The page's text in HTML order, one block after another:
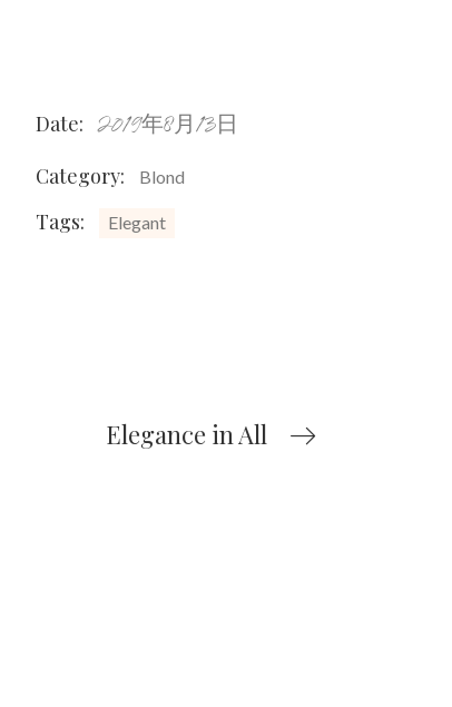
Date: 2019年8月13日
Category: Blond
Tags: Elegant
Elegance in All